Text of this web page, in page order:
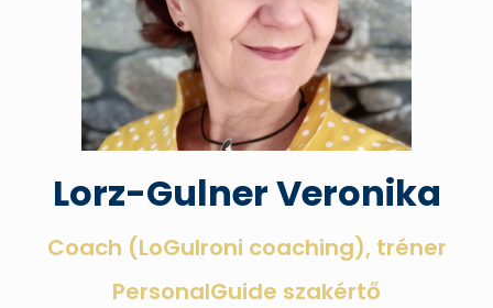
Lorz-Gulner Veronika
Coach (LoGulroni coaching), tréner
PersonalGuide szakértő